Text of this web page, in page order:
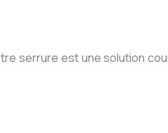
serrure est une solution